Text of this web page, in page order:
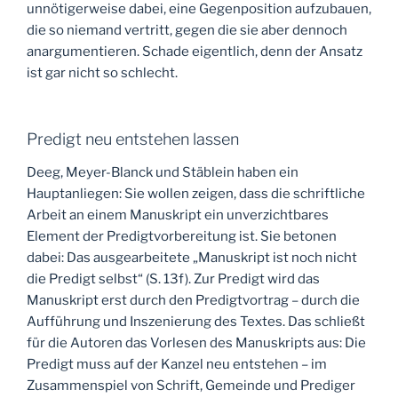
unnötigerweise dabei, eine Gegenposition aufzubauen,
die so niemand vertritt, gegen die sie aber dennoch
anargumentieren. Schade eigentlich, denn der Ansatz
ist gar nicht so schlecht.
Predigt neu entstehen lassen
Deeg, Meyer-Blanck und Stäblein haben ein
Hauptanliegen: Sie wollen zeigen, dass die schriftliche
Arbeit an einem Manuskript ein unverzichtbares
Element der Predigtvorbereitung ist. Sie betonen
dabei: Das ausgearbeitete „Manuskript ist noch nicht
die Predigt selbst“ (S. 13f). Zur Predigt wird das
Manuskript erst durch den Predigtvortrag – durch die
Aufführung und Inszenierung des Textes. Das schließt
für die Autoren das Vorlesen des Manuskripts aus: Die
Predigt muss auf der Kanzel neu entstehen – im
Zusammenspiel von Schrift, Gemeinde und Prediger